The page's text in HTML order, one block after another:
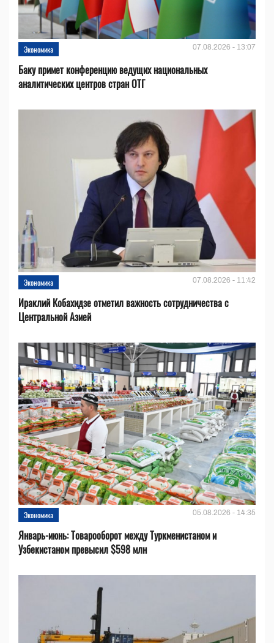
Экономика 07.08.2026 - 13:07
Баку примет конференцию ведущих национальных
аналитических центров стран ОТГ
Экономика 07.08.2026 - 11:42
Ираклий Кобахидзе отметил важность сотрудничества с
Центральной Азией
Экономика 05.08.2026 - 14:35
Январь-июнь: Товарооборот между Туркменистаном и
Узбекистаном превысил $598 млн